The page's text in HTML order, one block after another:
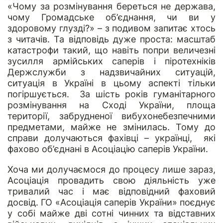
«Чому за розмінування береться не держава,
чому Громадське об’єднання, чи ви у
здоровому глузді?» – з подивом запитає хтось
з читачів. Та відповідь дуже проста: масштаб
катастрофи такий, що навіть попри величезні
зусилля армійських саперів і піротехніків
Держслужби з надзвичайних ситуацій,
ситуація в Україні в цьому аспекті тільки
погіршується. За шість років гуманітарного
розмінування на Сході України, площа
території, забрудненої вибухонебезпечними
предметами, майже не змінилась. Тому до
справи долучаються фахівці – українці, які
фахово об’єднані в Асоціацію саперів України.
Хоча ми долучаємося до процесу лише зараз,
Асоціація провадить свою діяльність уже
тривалий час і має відповідний фаховий
досвід. ГО «Асоціація саперів України» поєднує
у собі майже дві сотні чинних та відставних